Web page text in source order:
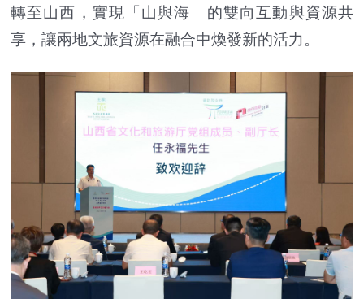
轉至山西，實現「山與海」的雙向互動與資源共
享，讓兩地文旅資源在融合中煥發新的活力。